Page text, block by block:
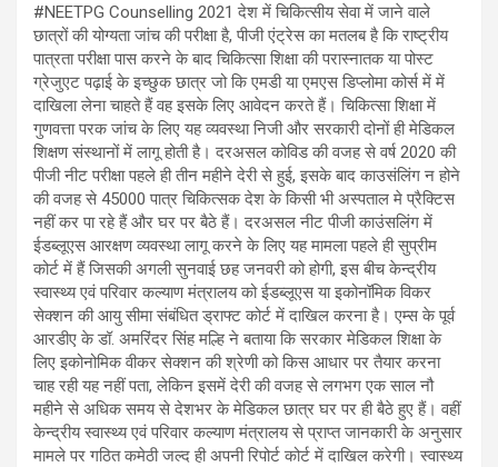
#NEETPG Counselling 2021 देश में चिकित्सीय सेवा में जाने वाले
छात्रों की योग्यता जांच की परीक्षा है, पीजी एंट्रेस का मतलब है कि राष्ट्रीय
पात्रता परीक्षा पास करने के बाद चिकित्सा शिक्षा की परास्नातक या पोस्ट
ग्रेजुएट पढ़ाई के इच्छुक छात्र जो कि एमडी या एमएस डिप्लोमा कोर्स में में
दाखिला लेना चाहते हैं वह इसके लिए आवेदन करते हैं। चिकित्सा शिक्षा में
गुणवत्ता परक जांच के लिए यह व्यवस्था निजी और सरकारी दोनों ही मेडिकल
शिक्षण संस्थानों में लागू होती है। दरअसल कोविड की वजह से वर्ष 2020 की
पीजी नीट परीक्षा पहले ही तीन महीने देरी से हुई, इसके बाद काउसंलिंग न होने
की वजह से 45000 पात्र चिकित्सक देश के किसी भी अस्पताल मे प्रैक्टिस
नहीं कर पा रहे हैं और घर पर बैठे हैं। दरअसल नीट पीजी काउंसलिंग में
ईडब्लूएस आरक्षण व्यवस्था लागू करने के लिए यह मामला पहले ही सुप्रीम
कोर्ट में हैं जिसकी अगली सुनवाई छह जनवरी को होगी, इस बीच केन्द्रीय
स्वास्थ्य एवं परिवार कल्याण मंत्रालय को ईडब्लूएस या इकोनॉमिक विकर
सेक्शन की आयु सीमा संबंधित ड्राफ्ट कोर्ट में दाखिल करना है। एम्स के पूर्व
आरडीए के डॉ. अमरिंदर सिंह मल्हि ने बताया कि सरकार मेडिकल शिक्षा के
लिए इकोनोमिक वीकर सेक्शन की श्रेणी को किस आधार पर तैयार करना
चाह रही यह नहीं पता, लेकिन इसमें देरी की वजह से लगभग एक साल नौ
महीने से अधिक समय से देशभर के मेडिकल छात्र घर पर ही बैठे हुए हैं। वहीं
केन्द्रीय स्वास्थ्य एवं परिवार कल्याण मंत्रालय से प्राप्त जानकारी के अनुसार
मामले पर गठित कमेठी जल्द ही अपनी रिपोर्ट कोर्ट में दाखिल करेगी। स्वास्थ्य